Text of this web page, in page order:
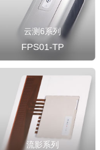
云测6系列
FPS01-TP
流影系列